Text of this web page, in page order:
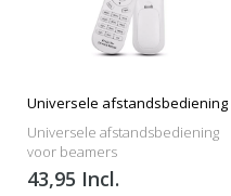
Universele afstandsbediening
Universele afstandsbediening
voor beamers
43,95 Incl.